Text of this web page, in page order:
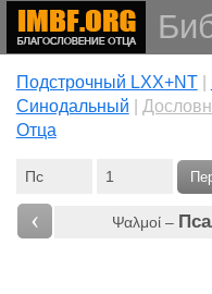
Подстрочный LXX+NT|
Cинодальный
Отца
‹ Ψαλμοί –